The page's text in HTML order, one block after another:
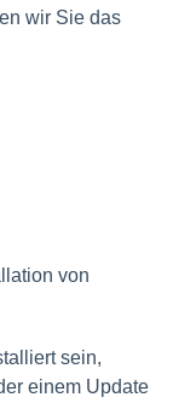
wir Sie das
von
sein,
einem Update